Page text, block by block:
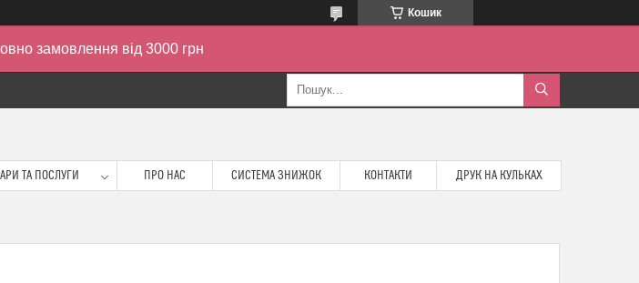
Кошик
замовлення від 3000 грн
ТА ПОСЛУГИ ПРО НАС СИСТЕМА ЗНИЖОК КОНТАКТИ ДРУК НА КУЛЬКАХ